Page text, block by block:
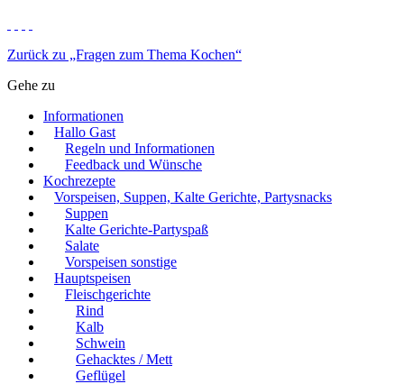
Zurück zu „Fragen zum Thema Kochen“
Gehe zu
Informationen
Hallo Gast
Regeln und Informationen
Feedback und Wünsche
Kochrezepte
Vorspeisen, Suppen, Kalte Gerichte, Partysnacks
Suppen
Kalte Gerichte-Partyspaß
Salate
Vorspeisen sonstige
Hauptspeisen
Fleischgerichte
Rind
Kalb
Schwein
Gehacktes / Mett
Geflügel